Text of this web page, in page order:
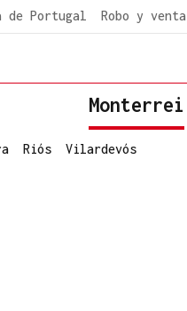
de Portugal Robo y
Monterrei
Riós Vilardevós